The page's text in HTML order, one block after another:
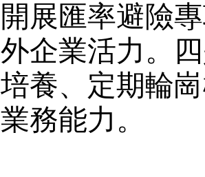
開展匯率避險
外企業活力。
培養、定期輪
業務能力。